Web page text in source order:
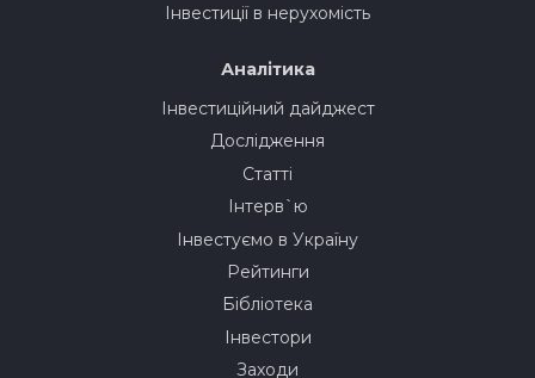
Інвестиції в нерухомість
Аналітика
Інвестиційний дайджест
Дослідження
Статті
Інтерв`ю
Інвестуємо в Україну
Рейтинги
Бібліотека
Інвестори
Заходи